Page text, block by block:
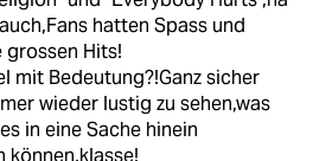
hatten Spass und
grossen Hits!
mit Bedeutung?!Ganz sicher
wieder lustig zu sehen,was
in eine Sache hinein
können,klasse!